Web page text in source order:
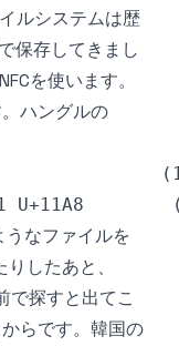
ルシステムは歴
保存してきまし
を使います。
ハングルの
なファイルを
したあと、
で探すと出てこ
らです。韓国の